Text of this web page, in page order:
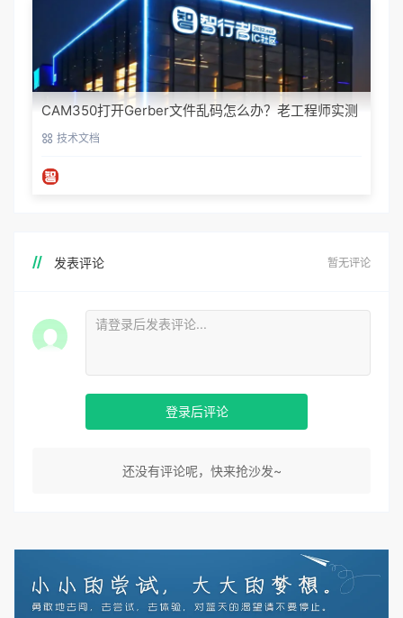
CAM350打开Gerber文件乱码怎么办？老工程师实测
避坑指南
技术文档
发表评论 暂无评论
登录后评论
还没有评论呢，快来抢沙发~